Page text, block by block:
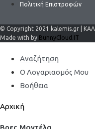
Πολιτική Επιστροφών
© Copyright 2021 kalemis.gr |
Made with by BunnyCloud.IT
Αναζήτηση
Ο Λογαριασμός Μου
Βοήθεια
Αρχική
Βρες Μοντέλα